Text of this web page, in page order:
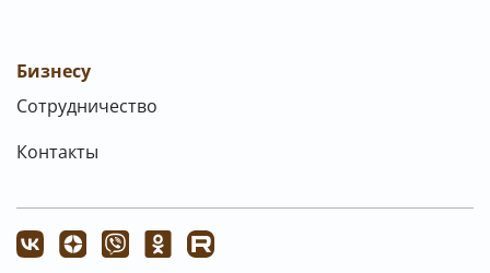
Бизнесу
Сотрудничество
Контакты